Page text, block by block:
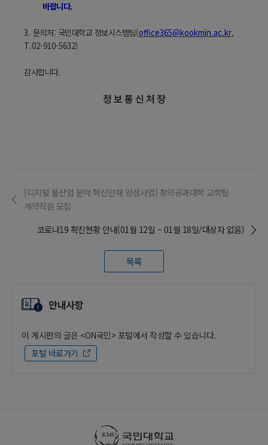
바랍니다.
3. 문의처: 국민대학교 정보시스템팀(office365@kookmin.ac.kr,
T.02-910-5632)
감사합니다.
정 보 통 신 처 장
[디지털 물산업 분야 혁신인재 양성사업] 창의공과대학 교학팀
계약직원 모집
코로나19 확진현황 안내(01월 12일 ~ 01월 18일/대상자 없음)
목록
안내사항
이 게시판의 글은 <ON국민> 포털에서 작성할 수 있습니다.
포털 바로가기
국민대학교